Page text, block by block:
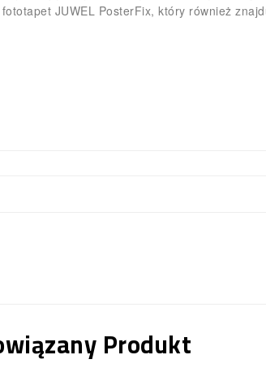
JUWEL PosterFix, który również
Produkt